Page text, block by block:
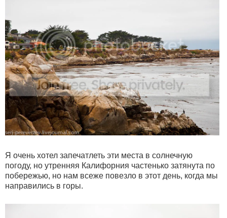
Я очень хотел запечатлеть эти места в солнечную
погоду, но утренняя Калифорния частенько затянута по
побережью, но нам всеже повезло в этот день, когда мы
направились в горы.